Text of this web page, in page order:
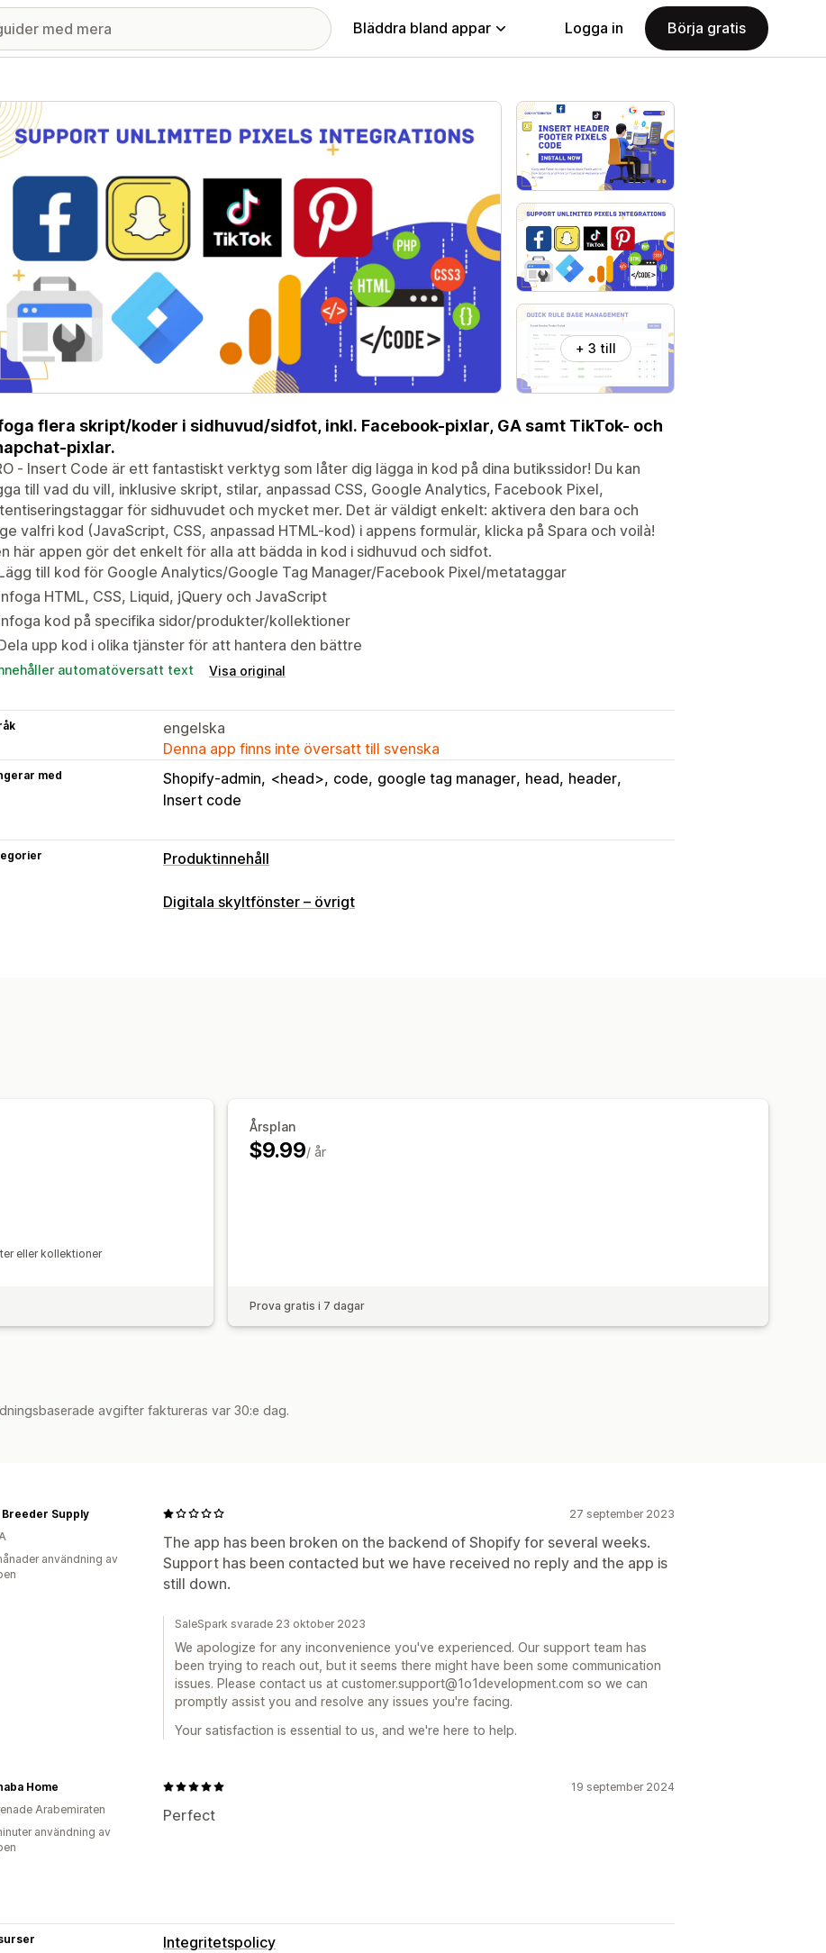
Bläddra bland appar Logga in Börja gratis
med utvalda bilder
+ 3 till
flera skript/koder i sidhuvud/sidfot, inkl. Facebook-pixlar, GA samt TikTok- och
pixlar.
‑ Insert Code är ett fantastiskt verktyg som låter dig lägga in kod på dina butikssidor! Du kan
till vad du vill, inklusive skript, stilar, anpassad CSS, Google Analytics, Facebook Pixel,
för sidhuvudet och mycket mer. Det är väldigt enkelt: aktivera den bara och
valfri kod (JavaScript, CSS, anpassad HTML-kod) i appens formulär, klicka på Spara och voilà!
här appen gör det enkelt för alla att bädda in kod i sidhuvud och sidfot.
till kod för Google Analytics/Google Tag Manager/Facebook Pixel/metataggar
HTML, CSS, Liquid, jQuery och JavaScript
kod på specifika sidor/produkter/kollektioner
upp kod i olika tjänster för att hantera den bättre
automatöversatt text Visa original
engelska
Denna app finns inte översatt till svenska
med Shopify-admin <head> code google tag manager head header
Insert code
Produktinnehåll
Digitala skyltfönster – övrigt
eller kollektioner
Årsplan
$9.99/ år
Prova gratis i 7 dagar
avgifter faktureras var 30:e dag.
27 september 2023
The app has been broken on the backend of Shopify for several weeks.
Support has been contacted but we have received no reply and the app is
still down.
Breeder Supply
användning av
SaleSpark svarade 23 oktober 2023
We apologize for any inconvenience you've experienced. Our support team has
been trying to reach out, but it seems there might have been some communication
issues. Please contact us at customer.support@1o1development.com so we can
promptly assist you and resolve any issues you're facing.
Your satisfaction is essential to us, and we're here to help.
19 september 2024
Perfect
Home
Arabemiraten
användning av
Integritetspolicy